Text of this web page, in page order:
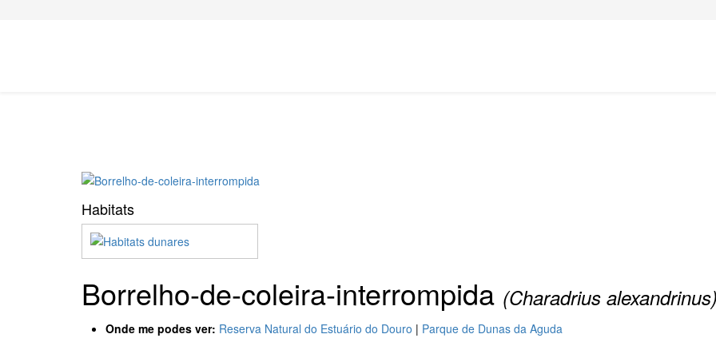
Habitats
Borrelho-de-coleira-interrompida (Charadrius
Onde me podes ver: Reserva Natural do Estuário do Douro | Parque de Dunas da Aguda